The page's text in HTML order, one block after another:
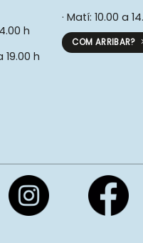
h
19.00 h
· Matí: 10.00 a
COM ARRIBAR?